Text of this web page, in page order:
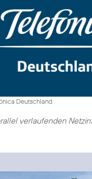
Deutschland
verlaufenden